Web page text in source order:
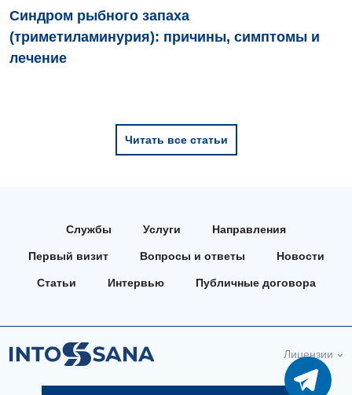
Синдром рыбного запаха
(триметиламинурия): причины, симптомы и
лечение
Читать все статьи
Службы Услуги Направления
Первый визит Вопросы и ответы Новости
Статьи Интервью Публичные договора
Лицензии